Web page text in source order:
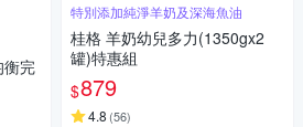
衡完
特別添加純淨羊奶及深海魚油
桂格 羊奶幼兒多力(1350gx2
罐)特惠組
$879
4.8 (56)